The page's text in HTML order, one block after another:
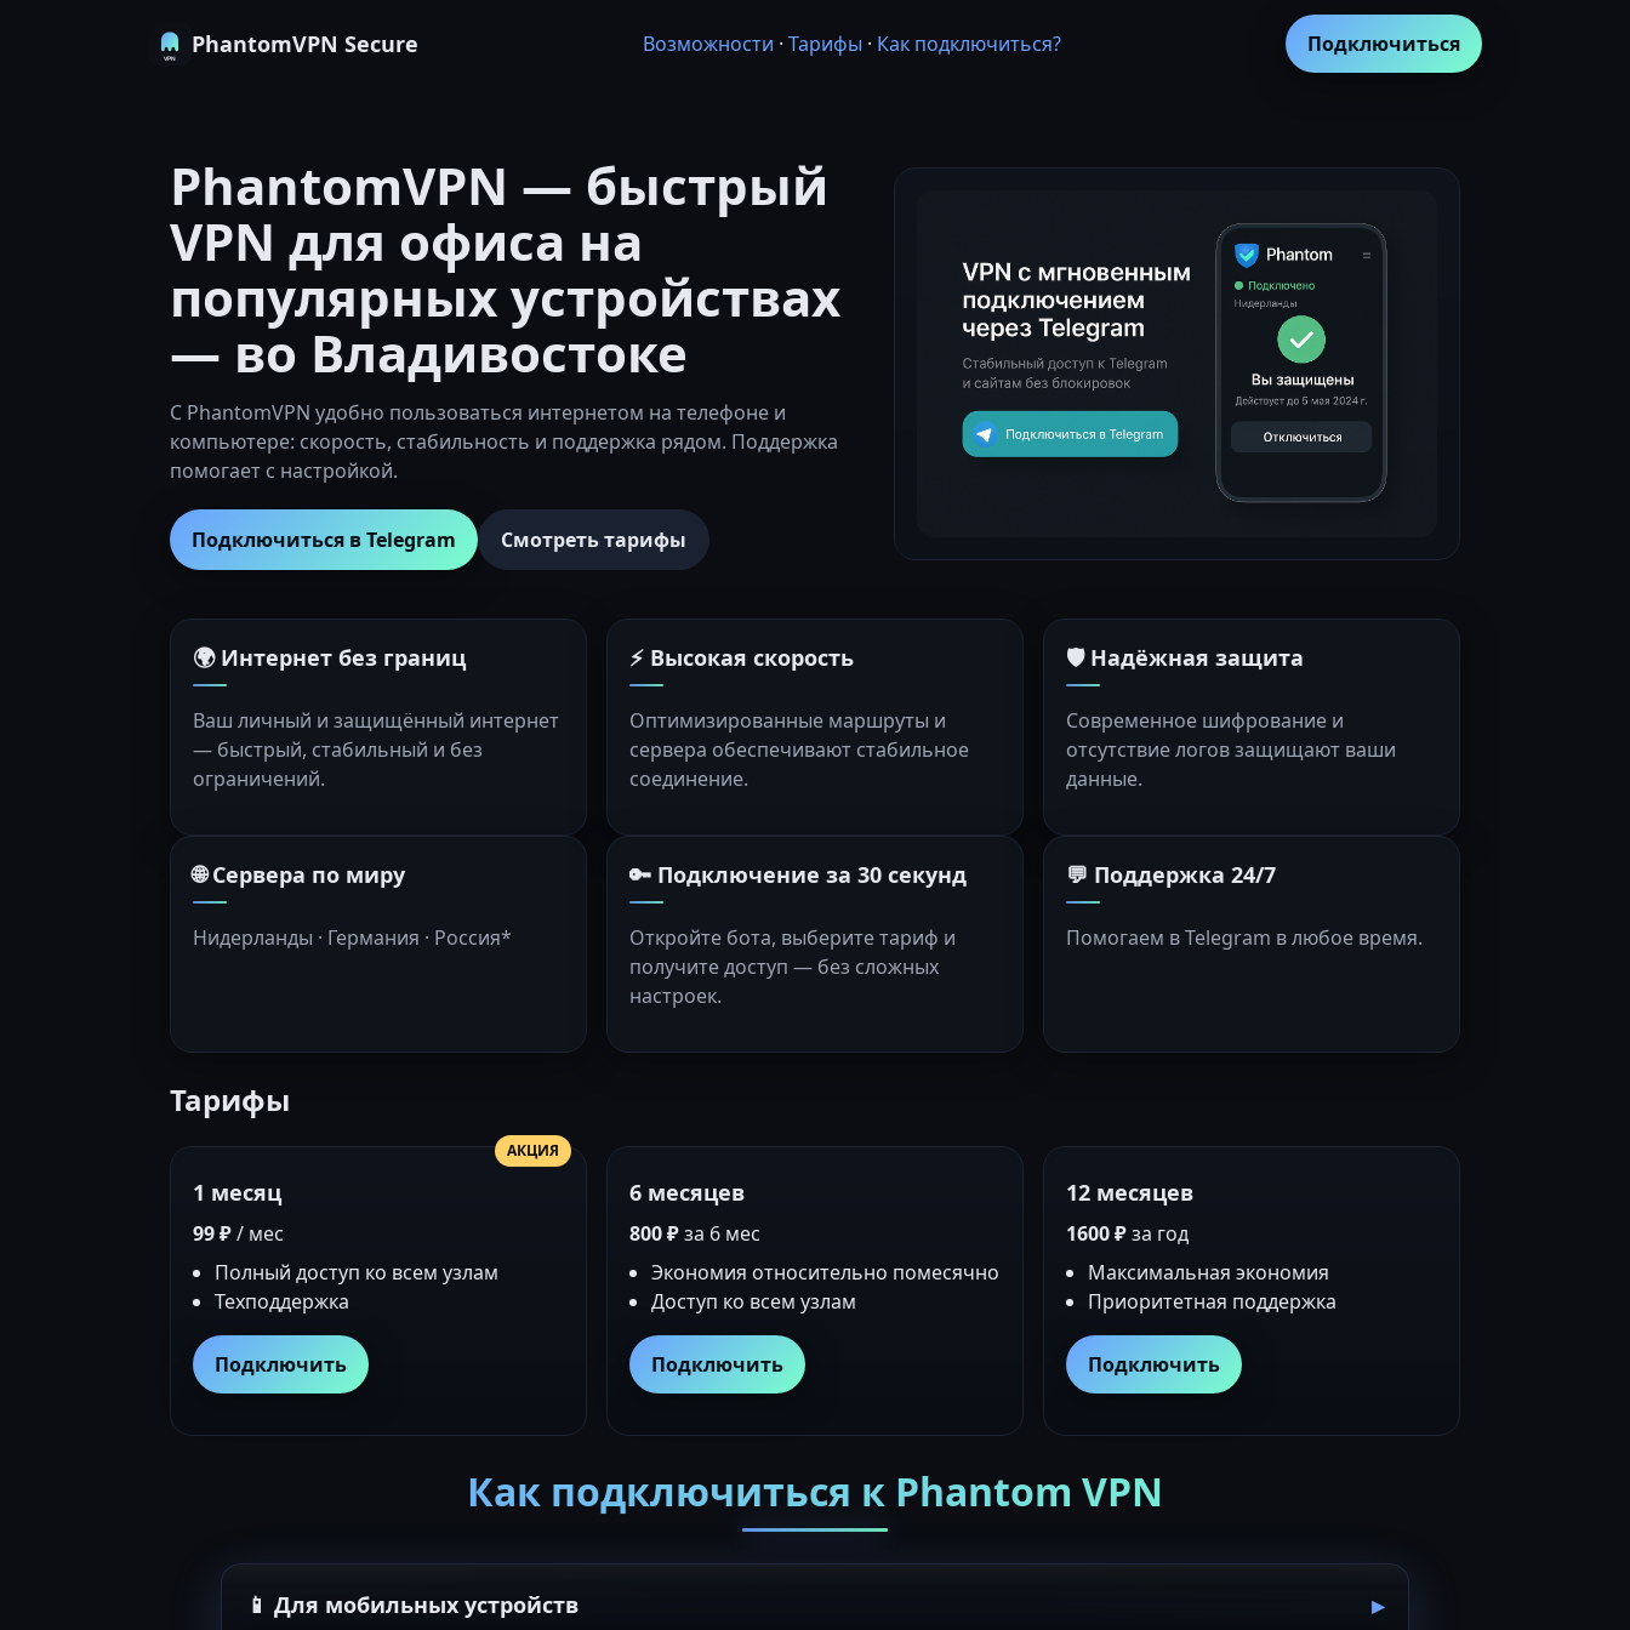
PhantomVPN Secure Возможности · Тарифы · Как подключиться? Подключиться
PhantomVPN — быстрый
VPN для офиса на
популярных устройствах
— во Владивостоке
С PhantomVPN удобно пользоваться интернетом на телефоне и
компьютере: скорость, стабильность и поддержка рядом. Поддержка
помогает с настройкой.
Подключиться в Telegram Смотреть тарифы
🌍 Интернет без границ
Ваш личный и защищённый интернет
— быстрый, стабильный и без
ограничений.
⚡ Высокая скорость
Оптимизированные маршруты и
сервера обеспечивают стабильное
соединение.
🛡️ Надёжная защита
Современное шифрование и
отсутствие логов защищают ваши
данные.
🌐 Сервера по миру
Нидерланды · Германия · Россия*
🔑 Подключение за 30 секунд
Откройте бота, выберите тариф и
получите доступ — без сложных
настроек.
💬 Поддержка 24/7
Помогаем в Telegram в любое время.
Тарифы
АКЦИЯ
1 месяц
99 ₽/ мес
Полный доступ ко всем узлам
Техподдержка
Подключить
6 месяцев
800 ₽за 6 мес
Экономия относительно помесячно
Доступ ко всем узлам
Подключить
12 месяцев
1600 ₽за год
Максимальная экономия
Приоритетная поддержка
Подключить
Как подключиться к Phantom VPN
📱 Для мобильных устройств